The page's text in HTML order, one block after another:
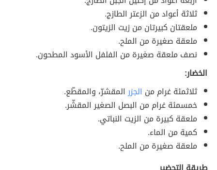
ثلاثة أعواد من الزعتر الطازج.
ملعقتان كبيرتان من زيت الزيتون.
ملعقة صغيرة من الملح.
نصف ملعقة صغيرة من الفلفل الأسود المطحون.
الخضار:
ثلاثمئة غرام من الجزرالمقشرّ، والمقطّع.
خمسمئة غرام من البصل الصغير المقشّر.
ملعقة كبيرة من الزيت النباتي.
كمية من الماء.
ملعقة صغيرة من الملح.